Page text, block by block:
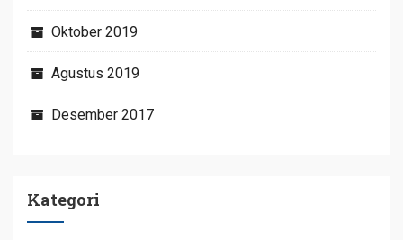
Oktober 2019
Agustus 2019
Desember 2017
Kategori